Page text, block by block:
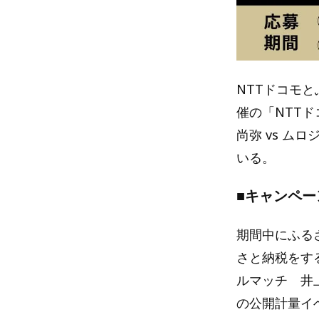
NTTドコモと
催の「NTT
尚弥 vs ムロ
いる。
■キャンペ
期間中にふる
さと納税を
ルマッチ 井
の公開計量イ